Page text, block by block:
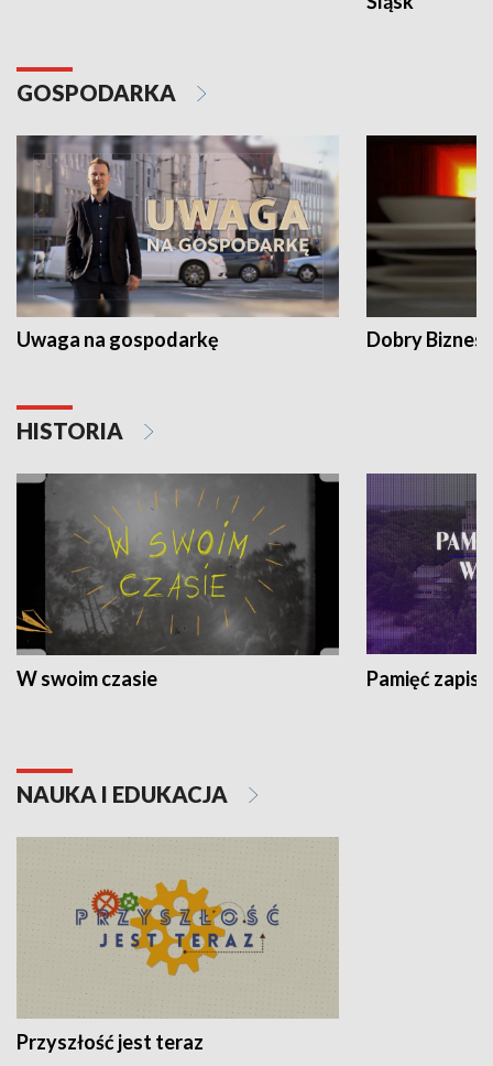
GOSPODARKA
Uwaga na gospodarkę Dobry Biznes
HISTORIA
W swoim czasie Pamięć
NAUKA I EDUKACJA
Przyszłość jest teraz